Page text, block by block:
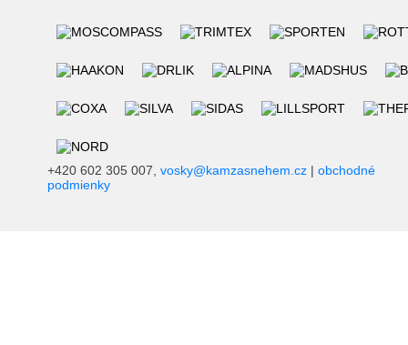
+420 602 305 007, vosky@kamzasnehem.cz | obchodné
podmienky